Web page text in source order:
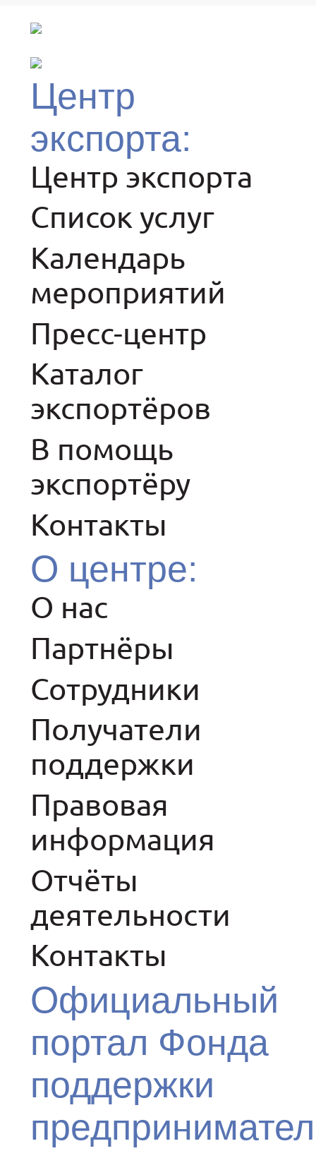
Центр
экспорта:
Центр экспорта
Список услуг
Календарь
мероприятий
Пресс-центр
Каталог
экспортёров
В помощь
экспортёру
Контакты
О центре:
О нас
Партнёры
Сотрудники
Получатели
поддержки
Правовая
информация
Отчёты
деятельности
Контакты
Официальный
портал Фонда
поддержки